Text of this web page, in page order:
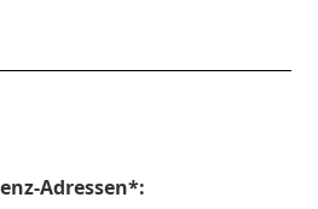
Adressen*: